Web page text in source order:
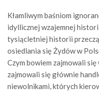
Kłamliwym baśniom
idyllicznej wzajemnej
tysiącletniej historii
osiedlania się Żydów w
Czym bowiem zajmowali
zajmowali się głównie
niewolnikami, których